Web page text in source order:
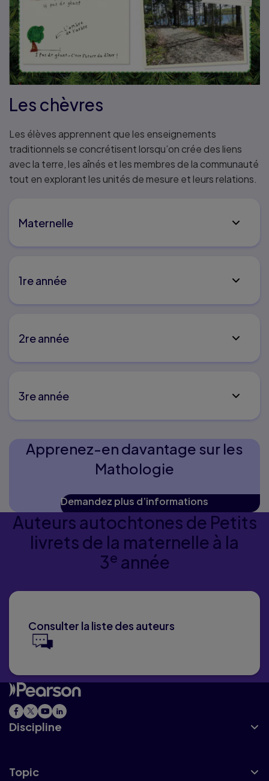
Les chèvres
Les élèves apprennent que les enseignements
traditionnels se concrétisent lorsqu’on crée des liens
avec la terre, les aînés et les membres de la communauté
tout en explorant les unités de mesure et leurs relations.
Maternelle
1re année
2re année
3re année
Apprenez-en davantage sur les
Mathologie
Demandez plus d’informations
Auteurs autochtones de Petits
livrets de la maternelle à la
3e année
Consulter la liste des auteurs
Discipline
Topic